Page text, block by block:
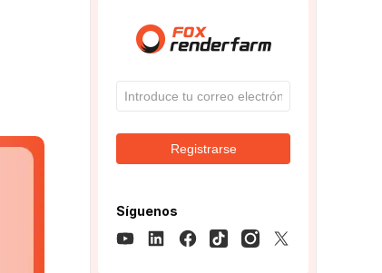
Registrarse
Síguenos